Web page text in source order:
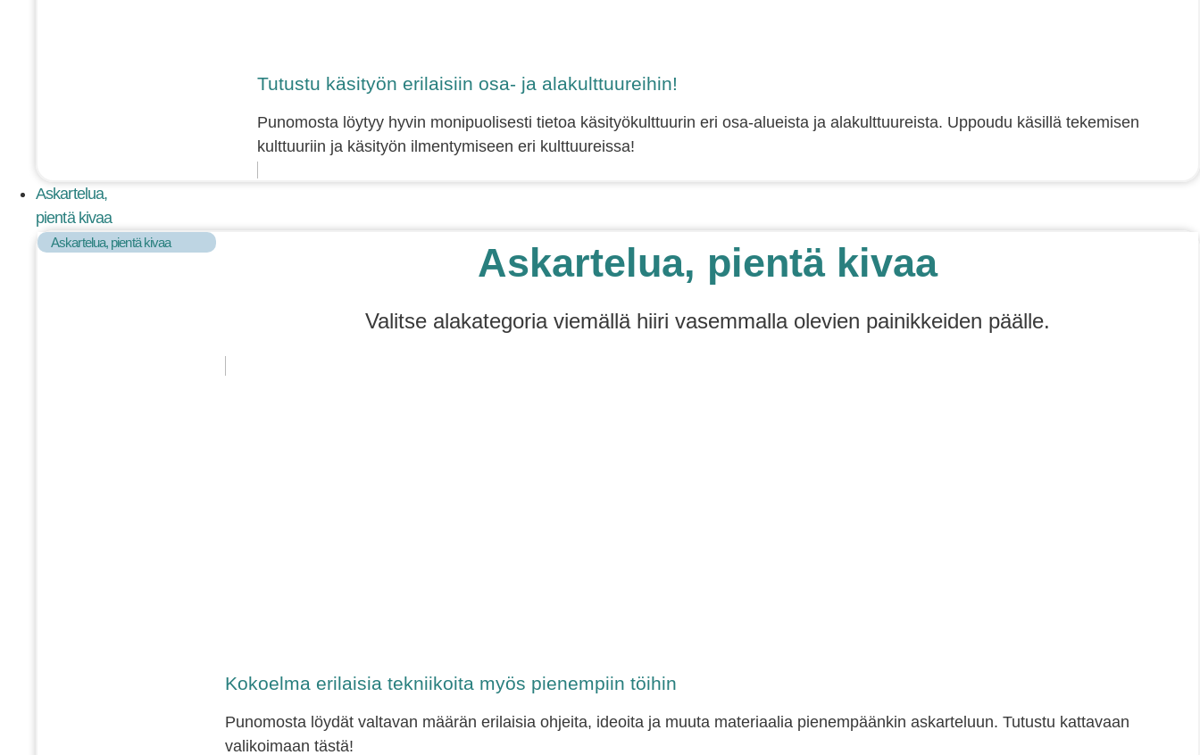
Tutustu käsityön erilaisiin osa- ja alakulttuureihin!
Punomosta löytyy hyvin monipuolisesti tietoa käsityökulttuurin eri osa-alueista ja alakulttuureista. Uppoudu käsillä tekemisen
kulttuuriin ja käsityön ilmentymiseen eri kulttuureissa!
Askartelua,
pientä kivaa
Askartelua, pientä kivaa Askartelua, pientä kivaa
Valitse alakategoria viemällä hiiri vasemmalla olevien painikkeiden päälle.
Kokoelma erilaisia tekniikoita myös pienempiin töihin
Punomosta löydät valtavan määrän erilaisia ohjeita, ideoita ja muuta materiaalia pienempäänkin askarteluun. Tutustu kattavaan
valikoimaan tästä!